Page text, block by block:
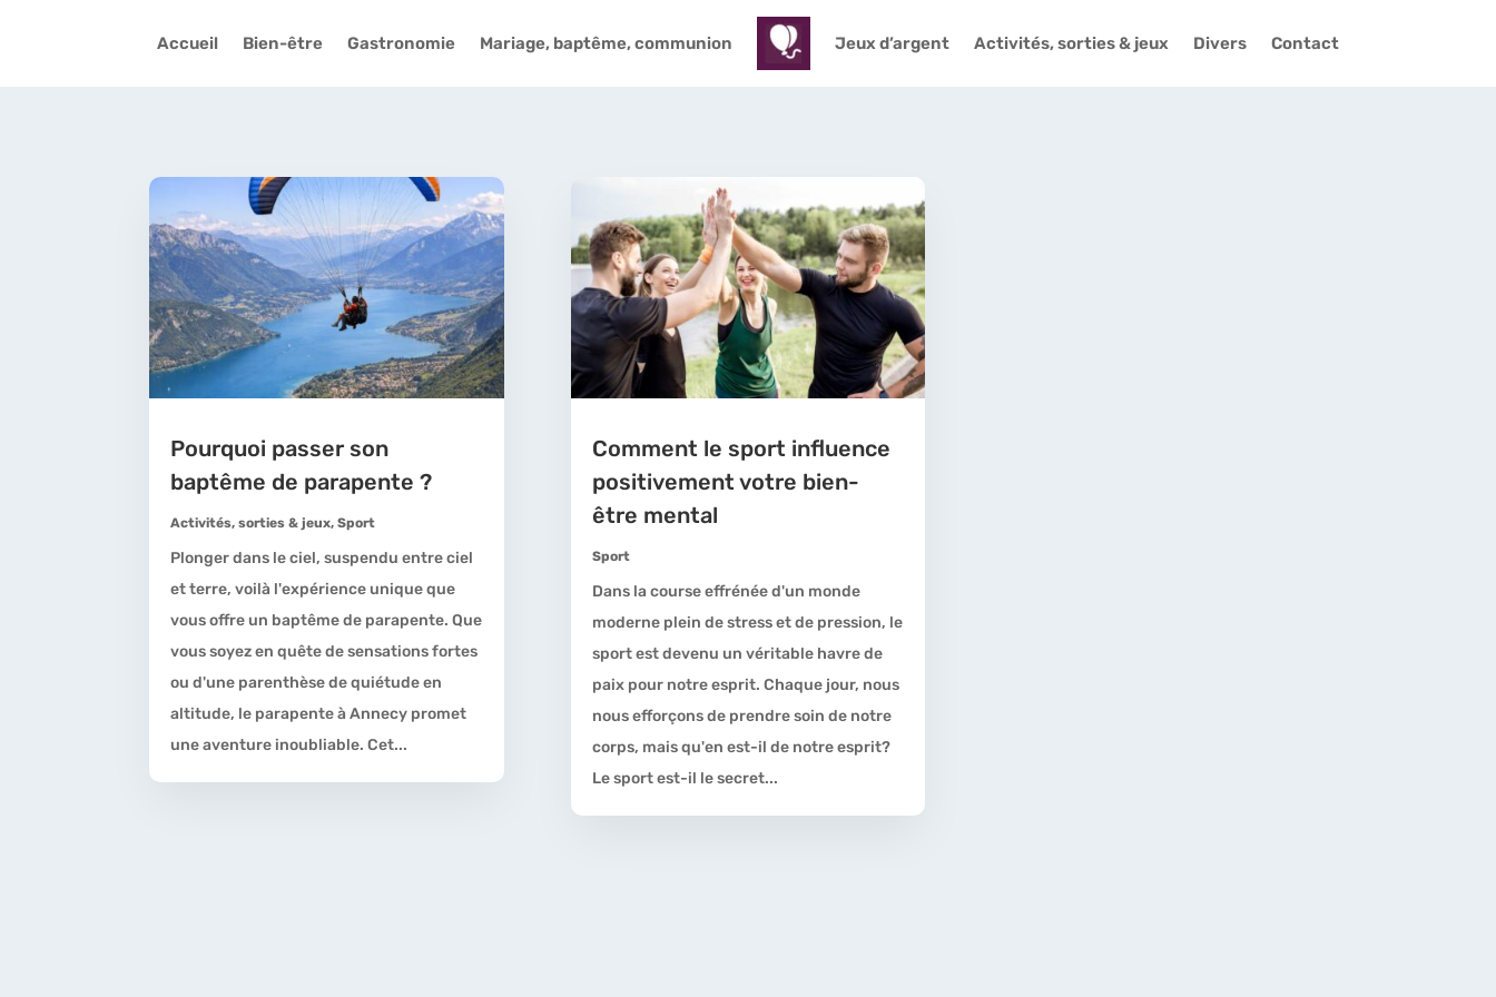
Accueil Bien-être Gastronomie Mariage, baptême, communion Jeux d’argent Activités, sorties & jeux Divers Contact
Pourquoi passer son
baptême de parapente ?
Activités, sorties & jeux,Sport
Plonger dans le ciel, suspendu entre ciel
et terre, voilà l'expérience unique que
vous offre un baptême de parapente. Que
vous soyez en quête de sensations fortes
ou d'une parenthèse de quiétude en
altitude, le parapente à Annecy promet
une aventure inoubliable. Cet...
Comment le sport influence
positivement votre bien-
être mental
Sport
Dans la course effrénée d'un monde
moderne plein de stress et de pression, le
sport est devenu un véritable havre de
paix pour notre esprit. Chaque jour, nous
nous efforçons de prendre soin de notre
corps, mais qu'en est-il de notre esprit?
Le sport est-il le secret...